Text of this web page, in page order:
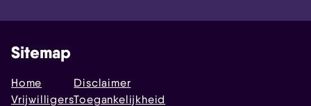
Sitemap
Home
Vrijwilligers
Disclaimer
Toegankelijkheid